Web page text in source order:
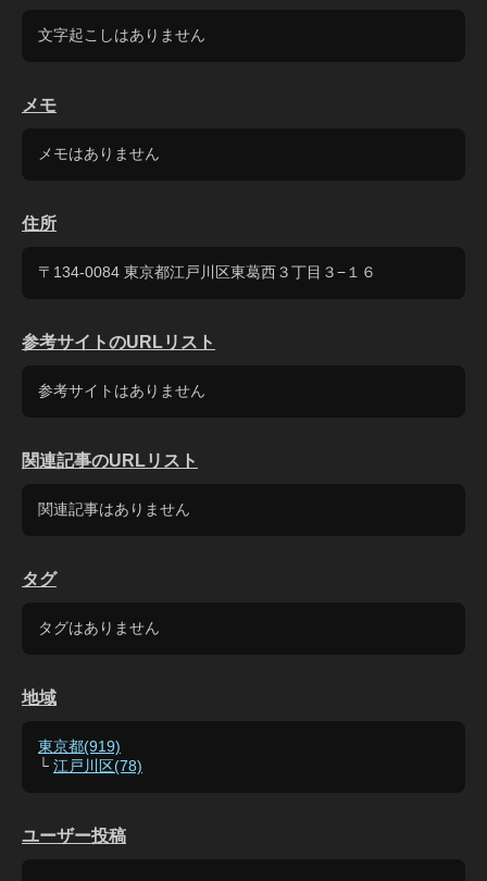
文字起こしはありません
メモ
メモはありません
住所
〒134-0084 東京都江戸川区東葛西３丁目３−１６
参考サイトのURLリスト
参考サイトはありません
関連記事のURLリスト
関連記事はありません
タグ
タグはありません
地域
東京都(919)
└ 江戸川区(78)
ユーザー投稿